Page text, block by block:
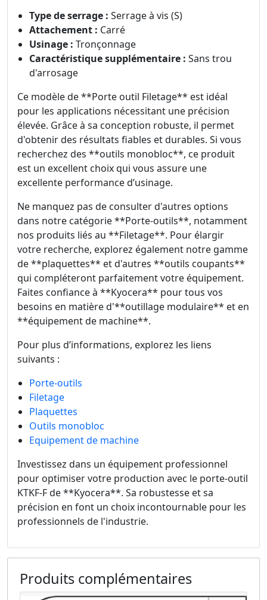
Type de serrage : Serrage à vis (S)
Attachement : Carré
Usinage : Tronçonnage
Caractéristique supplémentaire : Sans trou
d'arrosage
Ce modèle de **Porte outil Filetage** est idéal
pour les applications nécessitant une précision
élevée. Grâce à sa conception robuste, il permet
d'obtenir des résultats fiables et durables. Si vous
recherchez des **outils monobloc**, ce produit
est un excellent choix qui vous assure une
excellente performance d’usinage.
Ne manquez pas de consulter d'autres options
dans notre catégorie **Porte-outils**, notamment
nos produits liés au **Filetage**. Pour élargir
votre recherche, explorez également notre gamme
de **plaquettes** et d'autres **outils coupants**
qui compléteront parfaitement votre équipement.
Faites confiance à **Kyocera** pour tous vos
besoins en matière d'**outillage modulaire** et en
**équipement de machine**.
Pour plus d’informations, explorez les liens
suivants :
Porte-outils
Filetage
Plaquettes
Outils monobloc
Equipement de machine
Investissez dans un équipement professionnel
pour optimiser votre production avec le porte-outil
KTKF-F de **Kyocera**. Sa robustesse et sa
précision en font un choix incontournable pour les
professionnels de l'industrie.
Produits complémentaires